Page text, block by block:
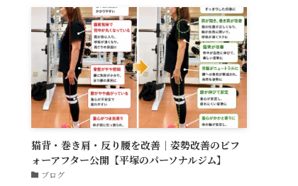
猫背・巻き肩・反り腰を改善｜姿勢改善のビフ
ォーアフター公開【平塚のパーソナルジム】
ブログ